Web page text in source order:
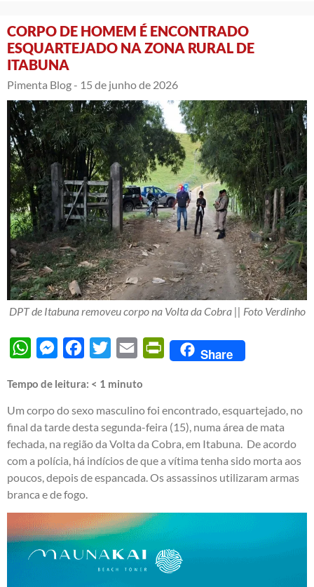
CORPO DE HOMEM É ENCONTRADO
ESQUARTEJADO NA ZONA RURAL DE
ITABUNA
Pimenta Blog - 15 de junho de 2026
DPT de Itabuna removeu corpo na Volta da Cobra || Foto Verdinho
WhatsAppMessengerFacebook
Twitter Email PrintFriendly
Share
Tempo de leitura: < 1 minuto
Um corpo do sexo masculino foi encontrado, esquartejado, no
final da tarde desta segunda-feira (15), numa área de mata
fechada, na região da Volta da Cobra, em Itabuna. De acordo
com a polícia, há indícios de que a vítima tenha sido morta aos
poucos, depois de espancada. Os assassinos utilizaram armas
branca e de fogo.